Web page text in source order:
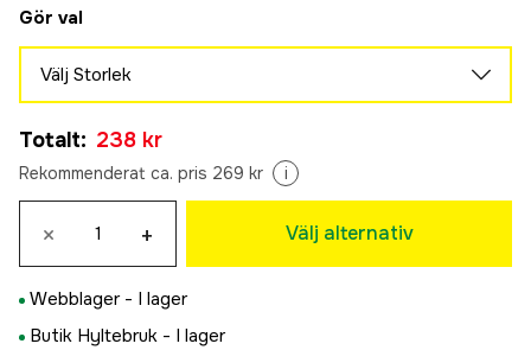
Gör val
Välj Storlek
238 kr
7
238 kr
238 kr
10
Totalt: 238 kr
Rekommenderat ca. pris 269 kr i
× + Välj alternativ
Webblager - I lager
Butik Hyltebruk - I lager